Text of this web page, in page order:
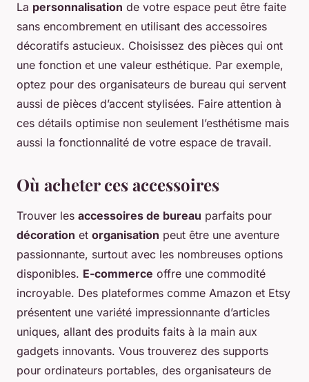
La personnalisation de votre espace peut être faite
sans encombrement en utilisant des accessoires
décoratifs astucieux. Choisissez des pièces qui ont
une fonction et une valeur esthétique. Par exemple,
optez pour des organisateurs de bureau qui servent
aussi de pièces d’accent stylisées. Faire attention à
ces détails optimise non seulement l’esthétisme mais
aussi la fonctionnalité de votre espace de travail.
Où acheter ces accessoires
Trouver les accessoires de bureau parfaits pour
décoration et organisation peut être une aventure
passionnante, surtout avec les nombreuses options
disponibles. E-commerce offre une commodité
incroyable. Des plateformes comme Amazon et Etsy
présentent une variété impressionnante d’articles
uniques, allant des produits faits à la main aux
gadgets innovants. Vous trouverez des supports
pour ordinateurs portables, des organisateurs de